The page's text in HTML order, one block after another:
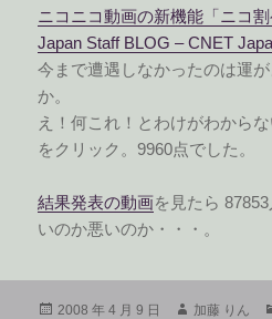
ニコニコ動画の新機能「ニコ
Japan Staff BLOG – CNET
今まで遭遇しなかったのは運
か。
え！何これ！とわけがわから
をクリック。9960点でした。
結果発表の動画を見たら
いのか悪いのか・・・。
投
2008 年 4 月 9 日
作
加藤 りん